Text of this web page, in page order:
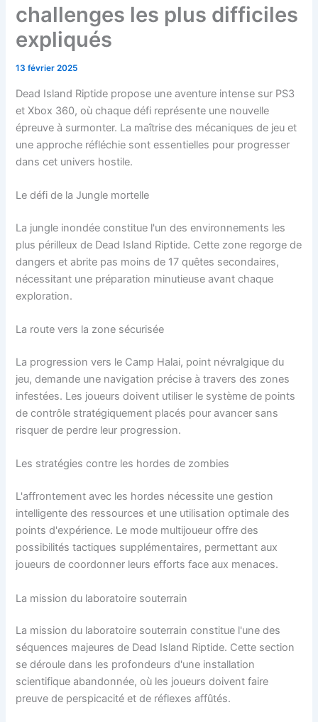
challenges les plus difficiles
expliqués
13 février 2025
Dead Island Riptide propose une aventure intense sur PS3
et Xbox 360, où chaque défi représente une nouvelle
épreuve à surmonter. La maîtrise des mécaniques de jeu et
une approche réfléchie sont essentielles pour progresser
dans cet univers hostile.
Le défi de la Jungle mortelle
La jungle inondée constitue l'un des environnements les
plus périlleux de Dead Island Riptide. Cette zone regorge de
dangers et abrite pas moins de 17 quêtes secondaires,
nécessitant une préparation minutieuse avant chaque
exploration.
La route vers la zone sécurisée
La progression vers le Camp Halai, point névralgique du
jeu, demande une navigation précise à travers des zones
infestées. Les joueurs doivent utiliser le système de points
de contrôle stratégiquement placés pour avancer sans
risquer de perdre leur progression.
Les stratégies contre les hordes de zombies
L'affrontement avec les hordes nécessite une gestion
intelligente des ressources et une utilisation optimale des
points d'expérience. Le mode multijoueur offre des
possibilités tactiques supplémentaires, permettant aux
joueurs de coordonner leurs efforts face aux menaces.
La mission du laboratoire souterrain
La mission du laboratoire souterrain constitue l'une des
séquences majeures de Dead Island Riptide. Cette section
se déroule dans les profondeurs d'une installation
scientifique abandonnée, où les joueurs doivent faire
preuve de perspicacité et de réflexes affûtés.